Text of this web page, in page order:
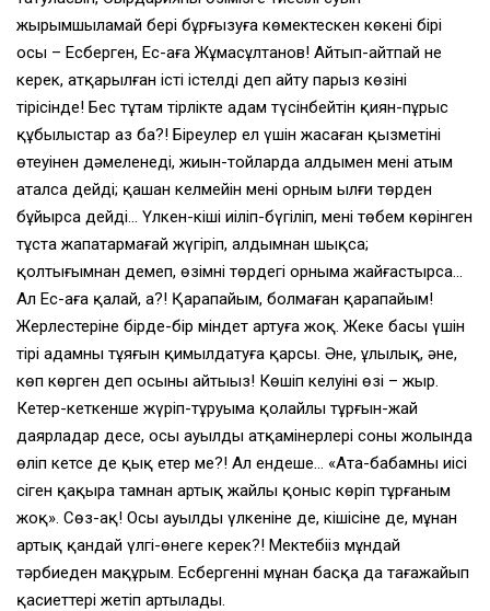
жырымшыламай бері бұрғызуға көмектескен көкеңнің бірі
осы – Есберген, Ес-ағаң Жұмасұлтанов! Айтып-айтпай не
керек, атқарылған істі істелді деп айту парыз көзінің
тірісінде! Бес тұтам тірлікте адам түсінбейтін қиян-пұрыс
құбылыстар аз ба?! Біреулер ел үшін жасаған қызметінің
өтеуінен дәмеленеді, жиын-тойларда алдымен менің атым
аталса дейді; қашан келмейін менің орным ылғи төрден
бұйырса дейді… Үлкен-кіші иіліп-бүгіліп, менің төбем көрінген
тұста жапатармағай жүгіріп, алдымнан шықса;
қолтығымнан демеп, өзімнің төрдегі орныма жайғастырса…
Ал Ес-ағаң қалай, а?! Қарапайым, болмаған қарапайым!
Жерлестеріне бірде-бір міндет артуға жоқ. Жеке басы үшін
тірі адамның тұяғын қимылдатуға қарсы. Әне, ұлылық, әне,
көп көрген деп осыны айтыңыз! Көшіп келуінің өзі – жыр.
Кетер-кеткенше жүріп-тұруыма қолайлы тұрғын-жай
даярлаңдар десе, осы ауылдың атқамінерлері соның жолында
өліп кетсе де қыңқ етер ме?! Ал ендеше… «Ата-бабамның иісі
сіңген қақыра тамнан артық жайлы қоныс көріп тұрғаным
жоқ». Сөз-ақ! Осы ауылдың үлкеніне де, кішісіне де, мұнан
артық қандай үлгі-өнеге керек?! Мектебіңіз мұндай
тәрбиеден мақұрым. Есбергеннің мұнан басқа да таңғажайып
қасиеттері жетіп артылады.